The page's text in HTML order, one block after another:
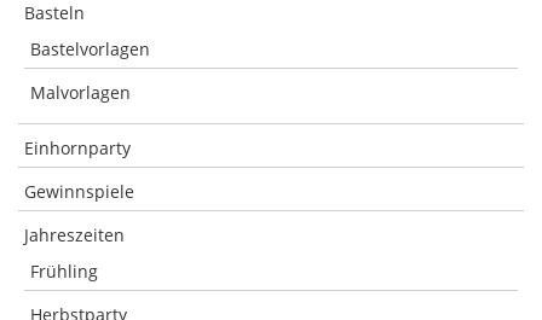
Basteln
Bastelvorlagen
Malvorlagen
Einhornparty
Gewinnspiele
Jahreszeiten
Frühling
Herbstparty